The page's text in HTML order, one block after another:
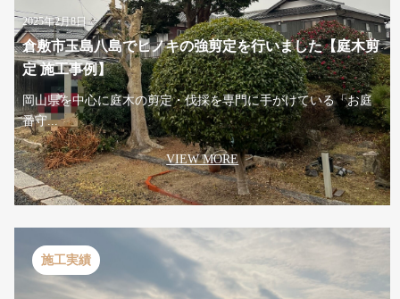
2025年2月8日
倉敷市玉島八島でヒノキの強剪定を行いました【庭木剪
定 施工事例】
岡山県を中心に庭木の剪定・伐採を専門に手がけている「お庭
番守...
VIEW MORE
施工実績